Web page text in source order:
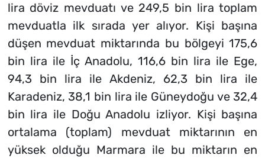
lira döviz mevduatı ve 249,5 bin lira toplam
mevduatla ilk sırada yer alıyor. Kişi başına
düşen mevduat miktarında bu bölgeyi 175,6
bin lira ile İç Anadolu, 116,6 bin lira ile Ege,
94,3 bin lira ile Akdeniz, 62,3 bin lira ile
Karadeniz, 38,1 bin lira ile Güneydoğu ve 32,4
bin lira ile Doğu Anadolu izliyor. Kişi başına
ortalama (toplam) mevduat miktarının en
yüksek olduğu Marmara ile bu miktarın en